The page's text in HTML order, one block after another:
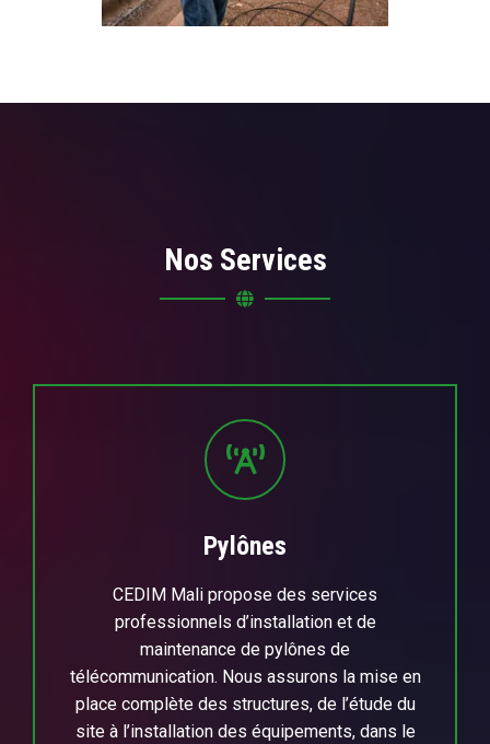
Nos Services
Pylônes
CEDIM Mali propose des services
professionnels d’installation et de
maintenance de pylônes de
télécommunication. Nous assurons la mise en
place complète des structures, de l’étude du
site à l’installation des équipements, dans le